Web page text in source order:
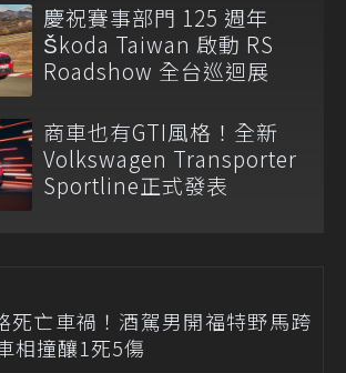
慶祝賽事部門 125 週年
Škoda Taiwan 啟動 RS
Roadshow 全台巡迴展
商車也有GTI風格！全新
Volkswagen Transporter
Sportline正式發表
死亡車禍！酒駕男開福特野馬跨
相撞釀1死5傷